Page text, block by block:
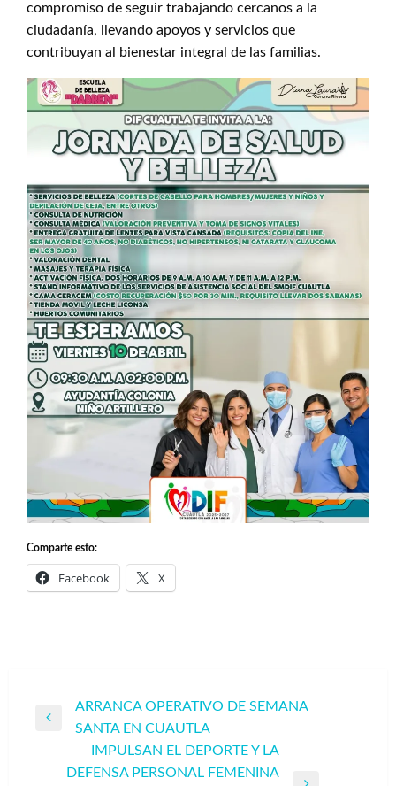
compromiso de seguir trabajando cercanos a la
ciudadanía, llevando apoyos y servicios que
contribuyan al bienestar integral de las familias.
Comparte esto:
Facebook X
Navegación
entradas
Entrada
ARRANCA OPERATIVO DE SEMANA
SANTA EN CUAUTLA
IMPULSAN EL DEPORTE Y LA
DEFENSA PERSONAL FEMENINA